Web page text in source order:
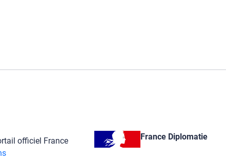
officiel France
France Diplomatie